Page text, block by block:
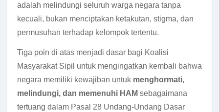
adalah melindungi seluruh warga negara tanpa
kecuali, bukan menciptakan ketakutan, stigma, dan
permusuhan terhadap kelompok tertentu.
Tiga poin di atas menjadi dasar bagi Koalisi
Masyarakat Sipil untuk mengingatkan kembali bahwa
negara memiliki kewajiban untuk menghormati,
melindungi, dan memenuhi HAM sebagaimana
tertuang dalam Pasal 28 Undang-Undang Dasar